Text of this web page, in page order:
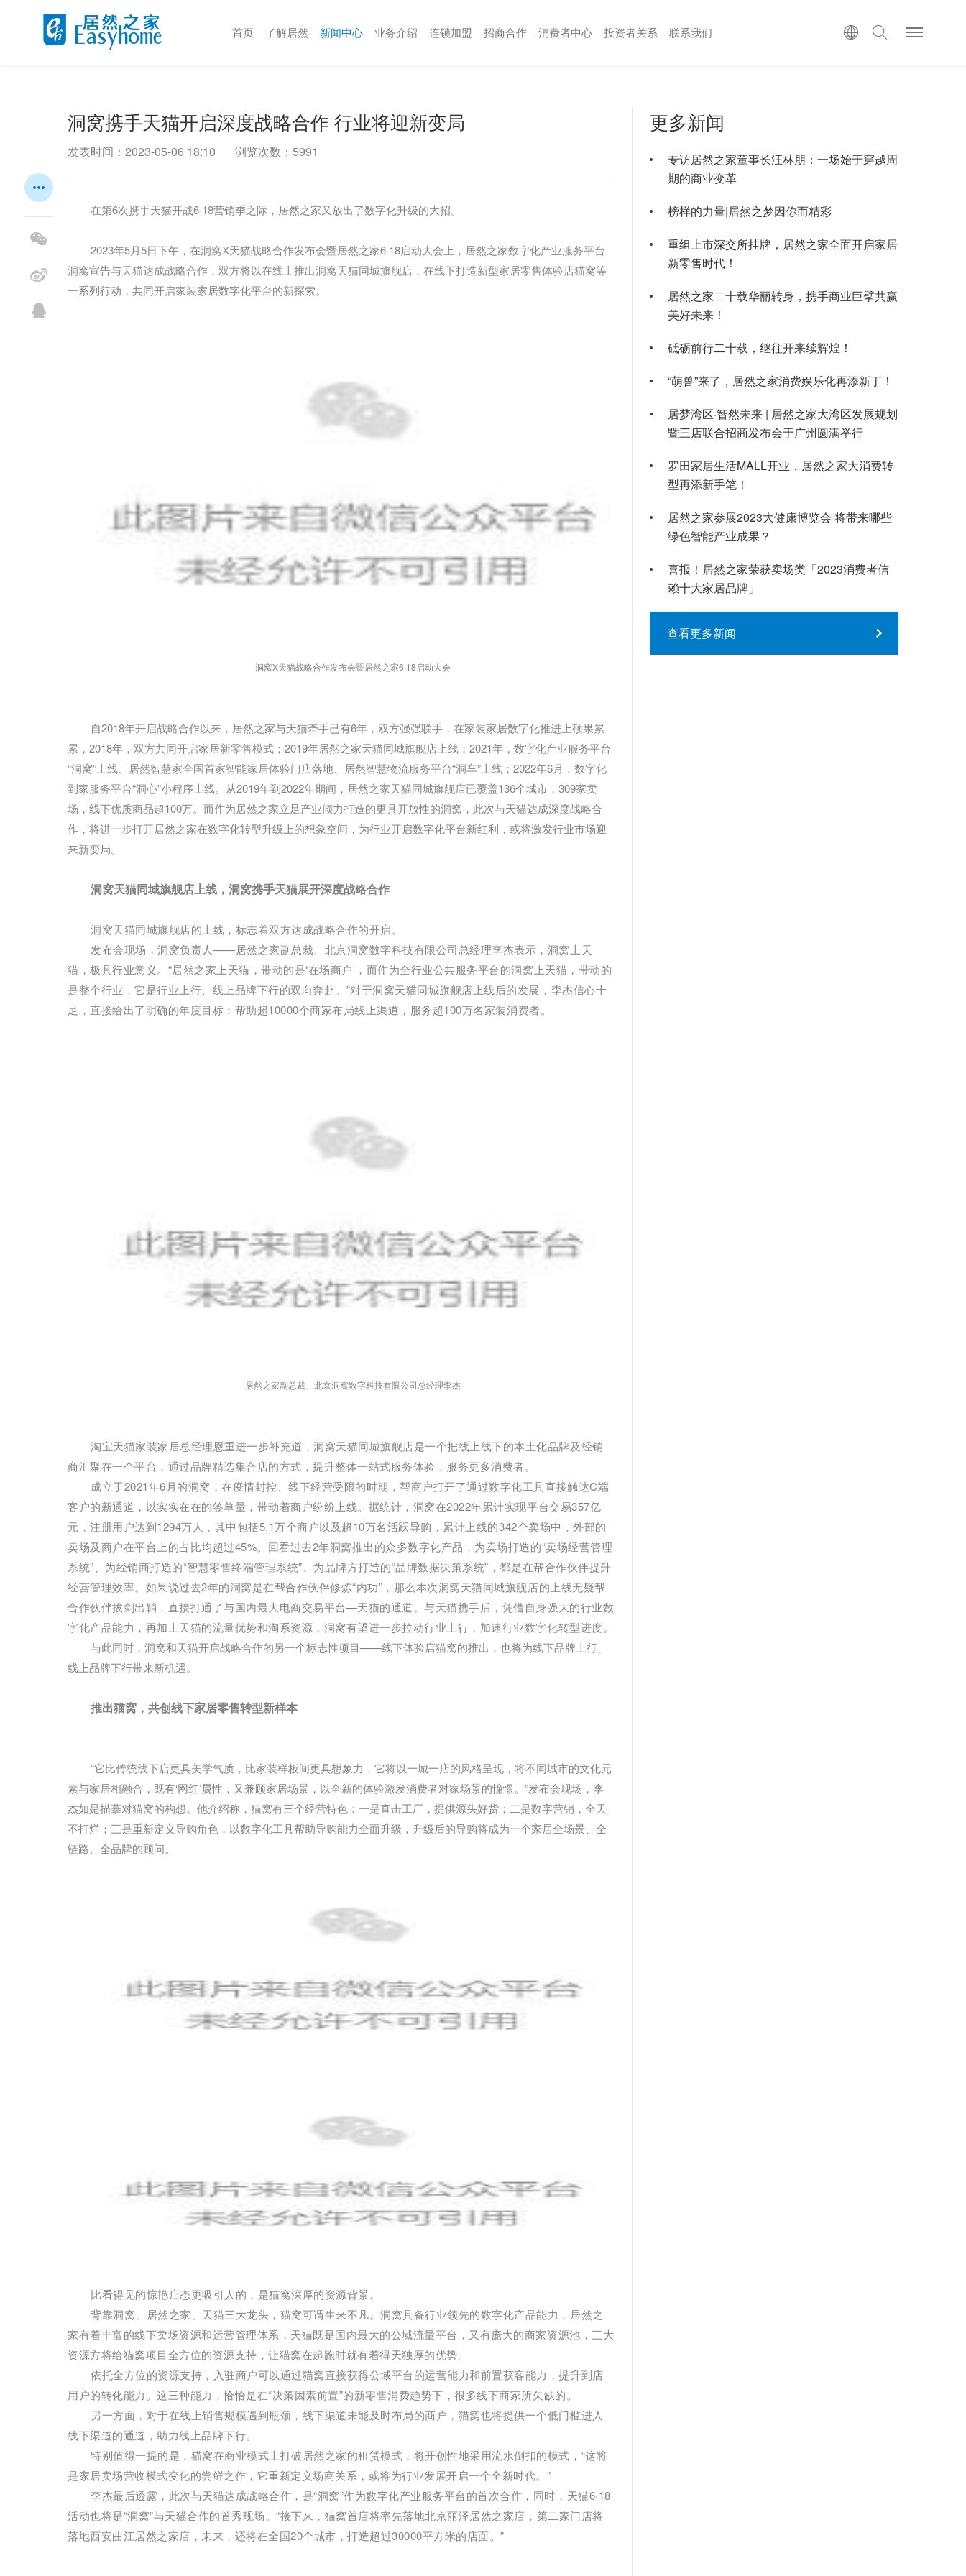
首页 了解居然 新闻中心 业务介绍 连锁加盟 招商合作 消费者中心 投资者关系 联系我们
洞窝携手天猫开启深度战略合作 行业将迎新变局
发表时间：2023-05-06 18:10 浏览次数：5991
在第6次携手天猫开战6·18营销季之际，居然之家又放出了数字化升级的大招。
2023年5月5日下午，在洞窝X天猫战略合作发布会暨居然之家6·18启动大会上，居然之家数字化产业服务平台
洞窝宣告与天猫达成战略合作，双方将以在线上推出洞窝天猫同城旗舰店，在线下打造新型家居零售体验店猫窝等
一系列行动，共同开启家装家居数字化平台的新探索。
洞窝X天猫战略合作发布会暨居然之家6·18启动大会
自2018年开启战略合作以来，居然之家与天猫牵手已有6年，双方强强联手，在家装家居数字化推进上硕果累
累，2018年，双方共同开启家居新零售模式；2019年居然之家天猫同城旗舰店上线；2021年，数字化产业服务平台
“洞窝”上线、居然智慧家全国首家智能家居体验门店落地、居然智慧物流服务平台“洞车”上线；2022年6月，数字化
到家服务平台“洞心”小程序上线。从2019年到2022年期间，居然之家天猫同城旗舰店已覆盖136个城市，309家卖
场，线下优质商品超100万。而作为居然之家立足产业倾力打造的更具开放性的洞窝，此次与天猫达成深度战略合
作，将进一步打开居然之家在数字化转型升级上的想象空间，为行业开启数字化平台新红利，或将激发行业市场迎
来新变局。
洞窝天猫同城旗舰店上线，洞窝携手天猫展开深度战略合作
洞窝天猫同城旗舰店的上线，标志着双方达成战略合作的开启。
发布会现场，洞窝负责人——居然之家副总裁、北京洞窝数字科技有限公司总经理李杰表示，洞窝上天
猫，极具行业意义。“居然之家上天猫，带动的是‘在场商户’，而作为全行业公共服务平台的洞窝上天猫，带动的
是整个行业，它是行业上行、线上品牌下行的双向奔赴。”对于洞窝天猫同城旗舰店上线后的发展，李杰信心十
足，直接给出了明确的年度目标：帮助超10000个商家布局线上渠道，服务超100万名家装消费者。
居然之家副总裁、北京洞窝数字科技有限公司总经理李杰
淘宝天猫家装家居总经理恩重进一步补充道，洞窝天猫同城旗舰店是一个把线上线下的本土化品牌及经销
商汇聚在一个平台，通过品牌精选集合店的方式，提升整体一站式服务体验，服务更多消费者。
成立于2021年6月的洞窝，在疫情封控、线下经营受限的时期，帮商户打开了通过数字化工具直接触达C端
客户的新通道，以实实在在的签单量，带动着商户纷纷上线。据统计，洞窝在2022年累计实现平台交易357亿
元，注册用户达到1294万人，其中包括5.1万个商户以及超10万名活跃导购，累计上线的342个卖场中，外部的
卖场及商户在平台上的占比均超过45%。回看过去2年洞窝推出的众多数字化产品，为卖场打造的“卖场经营管理
系统”、为经销商打造的“智慧零售终端管理系统”、为品牌方打造的“品牌数据决策系统”，都是在帮合作伙伴提升
经营管理效率。如果说过去2年的洞窝是在帮合作伙伴修炼“内功”，那么本次洞窝天猫同城旗舰店的上线无疑帮
合作伙伴拔剑出鞘，直接打通了与国内最大电商交易平台—天猫的通道。与天猫携手后，凭借自身强大的行业数
字化产品能力，再加上天猫的流量优势和淘系资源，洞窝有望进一步拉动行业上行，加速行业数字化转型进度。
与此同时，洞窝和天猫开启战略合作的另一个标志性项目——线下体验店猫窝的推出，也将为线下品牌上行、
线上品牌下行带来新机遇。
推出猫窝，共创线下家居零售转型新样本
“它比传统线下店更具美学气质，比家装样板间更具想象力，它将以一城一店的风格呈现，将不同城市的文化元
素与家居相融合，既有‘网红’属性，又兼顾家居场景，以全新的体验激发消费者对家场景的憧憬。”发布会现场，李
杰如是描摹对猫窝的构想。他介绍称，猫窝有三个经营特色：一是直击工厂，提供源头好货；二是数字营销，全天
不打烊；三是重新定义导购角色，以数字化工具帮助导购能力全面升级，升级后的导购将成为一个家居全场景、全
链路、全品牌的顾问。
比看得见的惊艳店态更吸引人的，是猫窝深厚的资源背景。
背靠洞窝、居然之家、天猫三大龙头，猫窝可谓生来不凡。洞窝具备行业领先的数字化产品能力，居然之
家有着丰富的线下卖场资源和运营管理体系，天猫既是国内最大的公域流量平台，又有庞大的商家资源池，三大
资源方将给猫窝项目全方位的资源支持，让猫窝在起跑时就有着得天独厚的优势。
依托全方位的资源支持，入驻商户可以通过猫窝直接获得公域平台的运营能力和前置获客能力，提升到店
用户的转化能力。这三种能力，恰恰是在“决策因素前置”的新零售消费趋势下，很多线下商家所欠缺的。
另一方面，对于在线上销售规模遇到瓶颈，线下渠道未能及时布局的商户，猫窝也将提供一个低门槛进入
线下渠道的通道，助力线上品牌下行。
特别值得一提的是，猫窝在商业模式上打破居然之家的租赁模式，将开创性地采用流水倒扣的模式，“这将
是家居卖场营收模式变化的尝鲜之作，它重新定义场商关系，或将为行业发展开启一个全新时代。”
李杰最后透露，此次与天猫达成战略合作，是“洞窝”作为数字化产业服务平台的首次合作，同时，天猫6·18
活动也将是“洞窝”与天猫合作的首秀现场。“接下来，猫窝首店将率先落地北京丽泽居然之家店，第二家门店将
落地西安曲江居然之家店，未来，还将在全国20个城市，打造超过30000平方米的店面。”
更多新闻
专访居然之家董事长汪林朋：一场始于穿越周
期的商业变革
榜样的力量|居然之梦因你而精彩
重组上市深交所挂牌，居然之家全面开启家居
新零售时代！
居然之家二十载华丽转身，携手商业巨擘共赢
美好未来！
砥砺前行二十载，继往开来续辉煌！
“萌兽”来了，居然之家消费娱乐化再添新丁！
居梦湾区·智然未来 | 居然之家大湾区发展规划
暨三店联合招商发布会于广州圆满举行
罗田家居生活MALL开业，居然之家大消费转
型再添新手笔！
居然之家参展2023大健康博览会 将带来哪些
绿色智能产业成果？
喜报！居然之家荣获卖场类「2023消费者信
赖十大家居品牌」
查看更多新闻